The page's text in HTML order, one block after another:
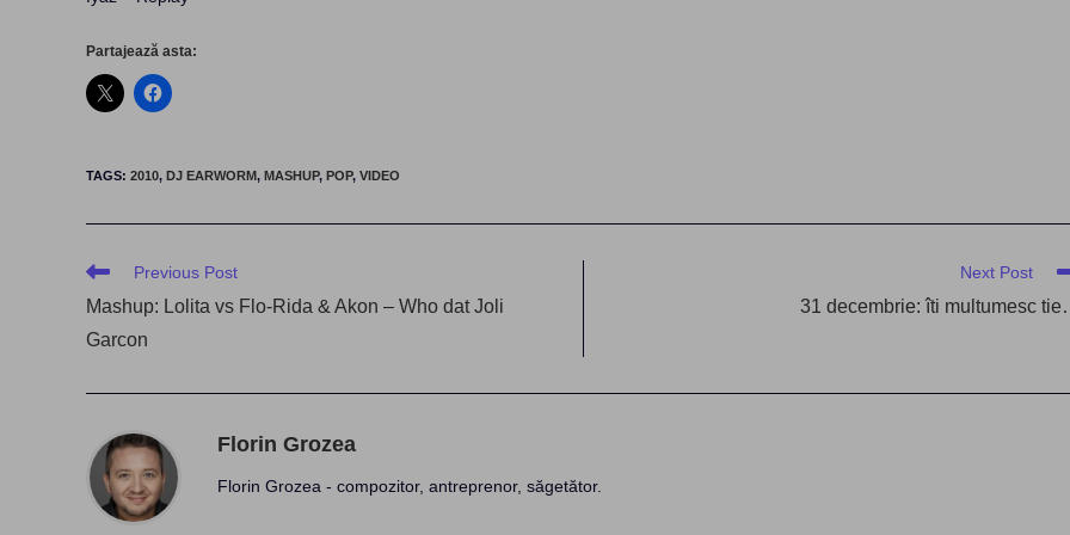
Partajează asta:
TAGS: 2010, DJ EARWORM, MASHUP, POP, VIDEO
Read
articles
Previous Post
Mashup: Lolita vs Flo-Rida & Akon – Who dat Joli
Garcon
Next Post
31 decembrie: îti multumesc
Florin Grozea
Florin Grozea - compozitor, antreprenor, săgetător.